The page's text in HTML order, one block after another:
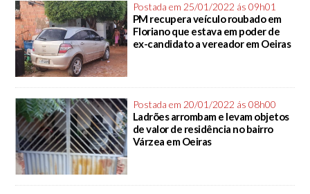
Postada em 25/01/2022 ás 09h01
PM recupera veículo roubado em
Floriano que estava em poder de
ex-candidato a vereador em Oeiras
Postada em 20/01/2022 ás 08h00
Ladrões arrombam e levam objetos
de valor de residência no bairro
Várzea em Oeiras